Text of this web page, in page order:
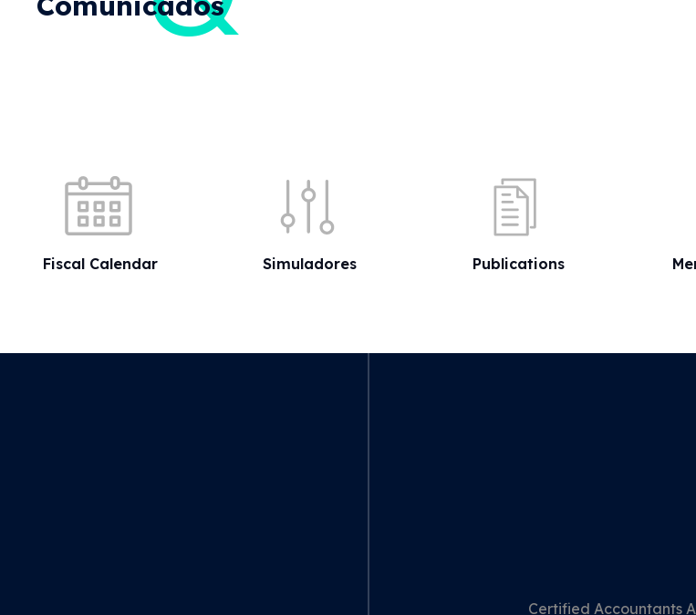
Fiscal Calendar Simuladores Publications
Certified Accountants